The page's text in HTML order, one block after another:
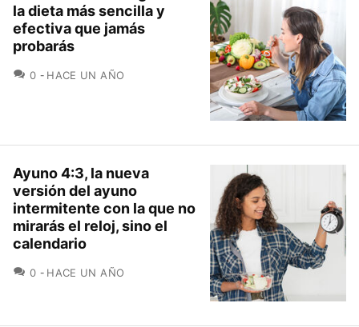
la dieta más sencilla y
efectiva que jamás
probarás
0 COMENTARIOS
HACE UN AÑO
Ayuno 4:3, la nueva
versión del ayuno
intermitente con la que no
mirarás el reloj, sino el
calendario
0 COMENTARIOS
HACE UN AÑO